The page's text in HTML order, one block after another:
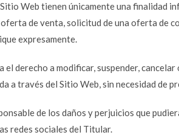
Web tienen únicamente una finalidad
de venta, solicitud de una oferta de
expresamente.
el derecho a modificar, suspender,
a través del Sitio Web, sin necesidad de
de los daños y perjuicios que
redes sociales del Titular.